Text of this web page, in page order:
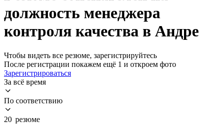
должность менеджера
контроля качества в Андре
Чтобы видеть все резюме, зарегистрируйтесь
После регистрации покажем ещё 1 и откроем фото
Зарегистрироваться
За всё время
По соответствию
20 резюме